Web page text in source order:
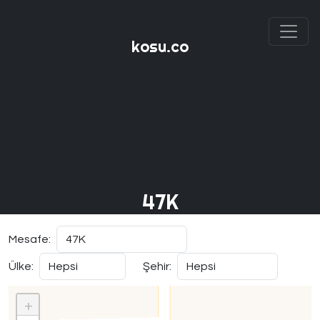
kosu.co
47K
Mesafe:
Ülke: Şehir:
+